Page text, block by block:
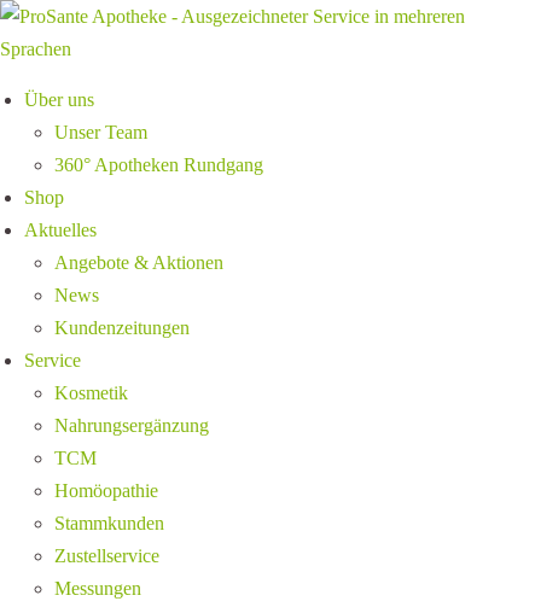
Über uns
Unser Team
360° Apotheken Rundgang
Shop
Aktuelles
Angebote & Aktionen
News
Kundenzeitungen
Service
Kosmetik
Nahrungsergänzung
TCM
Homöopathie
Stammkunden
Zustellservice
Messungen